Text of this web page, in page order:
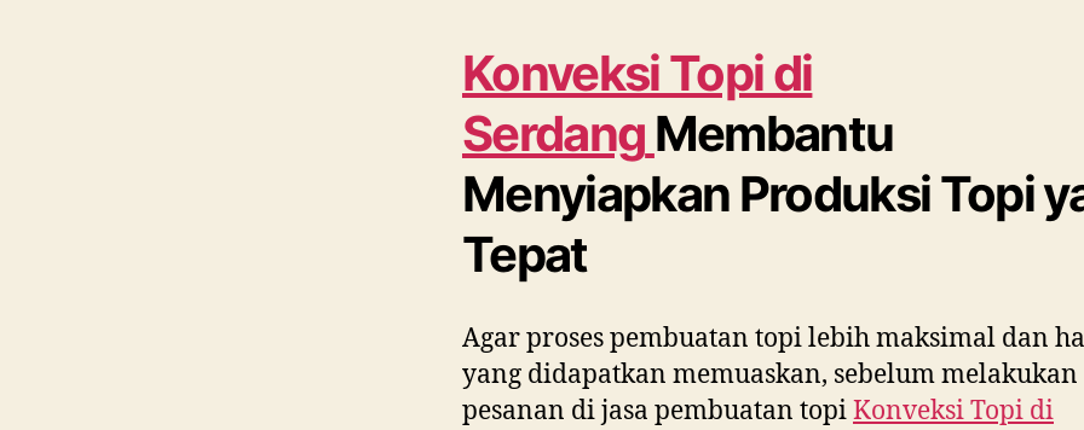
Konveksi Topi di
Serdang Membantu
Menyiapkan Produksi Topi
Tepat
Agar proses pembuatan topi lebih maksimal dan
yang didapatkan memuaskan, sebelum melakukan
pesanan di jasa pembuatan topiKonveksi Topi di